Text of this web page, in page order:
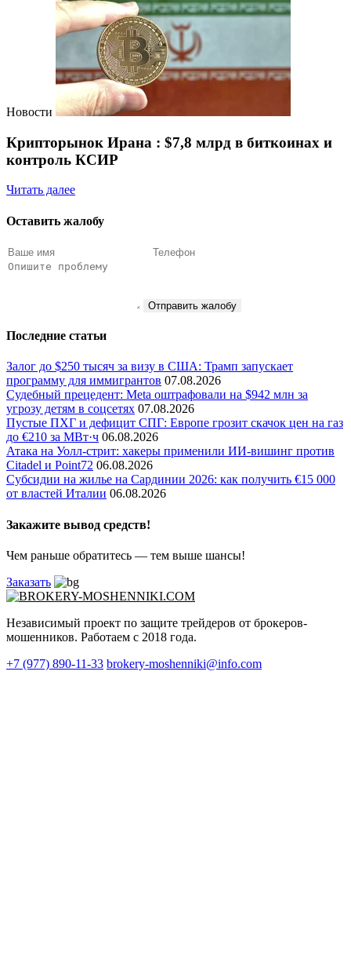
Новости
Крипторынок Ирана : $7,8 млрд в биткоинах и
контроль КСИР
Читать далее
Оставить жалобу
Отправить жалобу
Последние статьи
Залог до $250 тысяч за визу в США: Трамп запускает
программу для иммигрантов 07.08.2026
Судебный прецедент: Meta оштрафовали на $942 млн за
угрозу детям в соцсетях 07.08.2026
Пустые ПХГ и дефицит СПГ: Европе грозит скачок цен на газ
до €210 за МВт·ч 06.08.2026
Атака на Уолл-стрит: хакеры применили ИИ-вишинг против
Citadel и Point72 06.08.2026
Субсидии на жилье на Сардинии 2026: как получить €15 000
от властей Италии 06.08.2026
Закажите вывод средств!
Чем раньше обратитесь — тем выше шансы!
Заказать
Независимый проект по защите трейдеров от брокеров-
мошенников. Работаем с 2018 года.
+7 (977) 890-11-33 brokery-moshenniki@info.com